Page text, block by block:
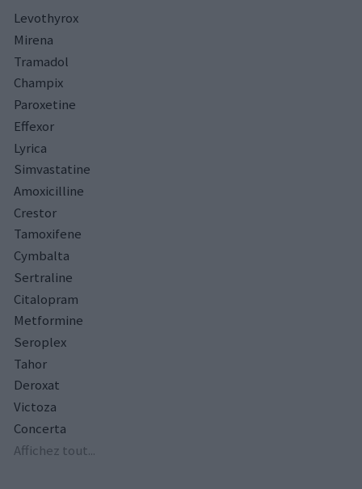
Levothyrox
Mirena
Tramadol
Champix
Paroxetine
Effexor
Lyrica
Simvastatine
Amoxicilline
Crestor
Tamoxifene
Cymbalta
Sertraline
Citalopram
Metformine
Seroplex
Tahor
Deroxat
Victoza
Concerta
Affichez tout...